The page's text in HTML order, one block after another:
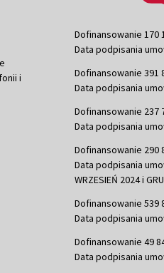
i
Dofinansowanie 170
Data podpisania
Dofinansowanie 391
Data podpisania
Dofinansowanie 237
Data podpisania
Dofinansowanie 290
Data podpisania
WRZESIEŃ 2024 i
Dofinansowanie 539
Data podpisania
Dofinansowanie 49
Data podpisania